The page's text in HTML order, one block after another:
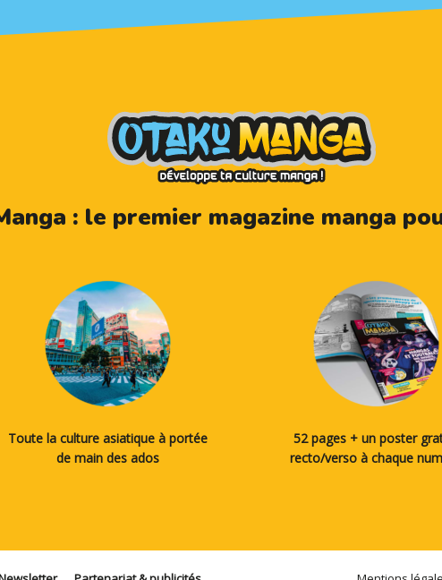
: le premier magazine manga
Toute la culture asiatique à portée
de main des ados
52 pages + un poster
recto/verso à chaque